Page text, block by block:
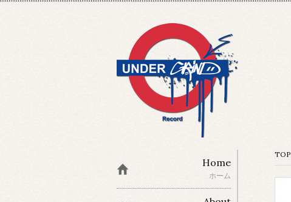
TOP
Home
ホーム